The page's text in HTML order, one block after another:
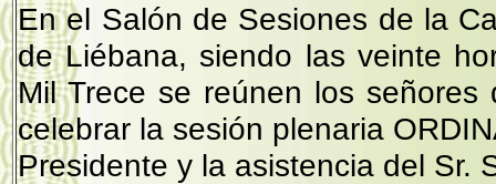
En el Salón de Sesiones de la
de Liébana, siendo las veinte
Mil Trece se reúnen los
celebrar la sesión plenaria
Presidente y la asistencia del Sr.